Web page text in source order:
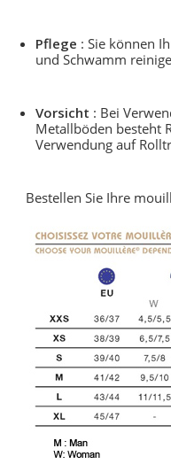
Pflege : Sie können
und Schwamm
Vorsicht : Bei
Metallböden besteht
Verwendung auf
Bestellen Sie Ihre